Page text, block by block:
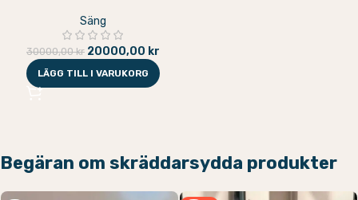
Säng
30000,00kr 20000,00 kr
LÄGG TILL I VARUKORG
Begäran om skräddarsydda produkter